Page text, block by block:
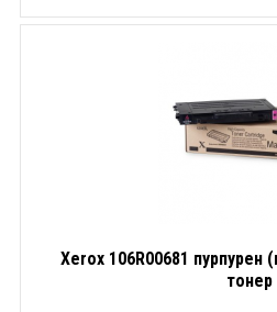
Xerox 106R00681 пурпурен
тонер